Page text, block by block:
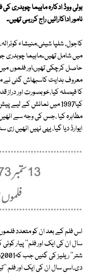
بولی ووڈ ادکارہ ماہیما
نامور اداکارائیں راج کررہی تھیں۔
کاجول، شلپا شیٹی،منیشاء
میں شامل تھیں۔ماہیما
حاصل کرچکی تھیںاور فلموں
معروف ہدایت کاسبھاش گئی نے
کا فیصلہ کیا،خوبصورت اور دراز
کیا1997 میں نمائش کے
مظاہرہ کیا ،جس کی وجہ سے
ایوارڈ دیا گیا، یہی نہیں انھیں
دی،اسی سال ان کی ایک اور فلم